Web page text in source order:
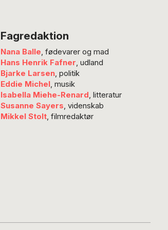
Fagredaktion
Nana Balle, fødevarer og mad
Hans Henrik Fafner, udland
Bjarke Larsen, politik
Eddie Michel, musik
Isabella Miehe-Renard, litteratur
Susanne Sayers, videnskab
Mikkel Stolt, filmredaktør